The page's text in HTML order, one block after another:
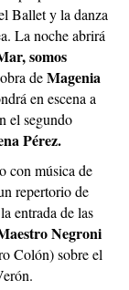
Ballet y la danza
La noche abrirá
somos
deMagenia
en escena a
el segundo
Pérez.
con música de
repertorio de
entrada de las
Negroni
Colón) sobre el